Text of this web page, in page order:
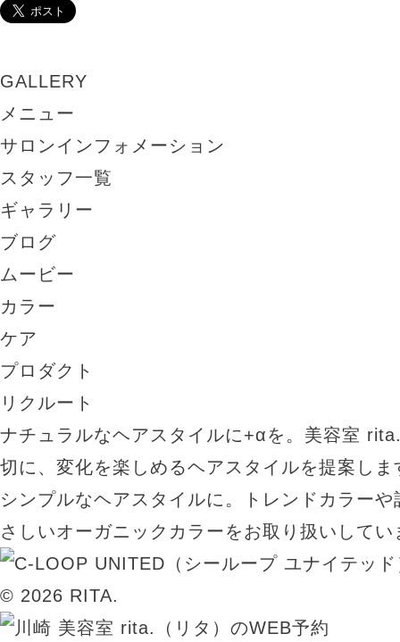
GALLERY
メニュー
サロンインフォメーション
スタッフ一覧
ギャラリー
ブログ
ムービー
カラー
ケア
プロダクト
リクルート
ナチュラルなヘアスタイルに+αを。美容室
切に、変化を楽しめるヘアスタイルを提案し
シンプルなヘアスタイルに。トレンドカラー
さしいオーガニックカラーをお取り扱いしてい
© 2026 RITA.